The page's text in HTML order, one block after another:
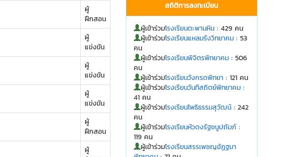
ผู้
ฝึกสอน
ผู้
แข่งขัน
ผู้
แข่งขัน
ผู้
แข่งขัน
ผู้
ฝึกสอน
ผู้
สถิติการลงทะเบียน
ผู้เข้าร่วมโรงเรียนตะพานหิน: 429 คน
ผู้เข้าร่วมโรงเรียนแหลมรังวิทยาคม: 53
คน
ผู้เข้าร่วมโรงเรียนพิจิตรพิทยาคม: 506
คน
ผู้เข้าร่วมโรงเรียนวังกรดพิทยา: 121 คน
ผู้เข้าร่วมโรงเรียนวันทีสถิตย์พิทยาคม:
41 คน
ผู้เข้าร่วมโรงเรียนโพธิธรรมสุวัฒน์: 242
คน
ผู้เข้าร่วมโรงเรียนหัวดงรัฐชนูปถัมภ์:
119 คน
ผู้เข้าร่วมโรงเรียนสรรเพชญอัฏฐมา